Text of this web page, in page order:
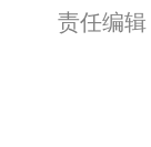
责任编